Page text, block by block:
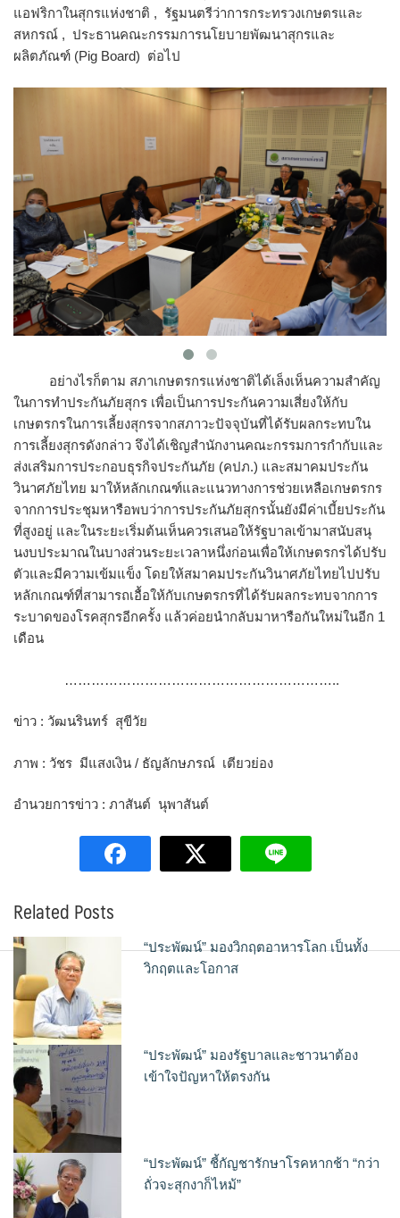
แอฟริกาในสุกรแห่งชาติ , รัฐมนตรีว่าการกระทรวงเกษตรและ
สหกรณ์ , ประธานคณะกรรมการนโยบายพัฒนาสุกรและ
ผลิตภัณฑ์ (Pig Board) ต่อไป
อย่างไรก็ตาม สภาเกษตรกรแห่งชาติได้เล็งเห็นความสำคัญ
ในการทำประกันภัยสุกร เพื่อเป็นการประกันความเสี่ยงให้กับ
เกษตรกรในการเลี้ยงสุกรจากสภาวะปัจจุบันที่ได้รับผลกระทบใน
การเลี้ยงสุกรดังกล่าว จึงได้เชิญสำนักงานคณะกรรมการกำกับและ
ส่งเสริมการประกอบธุรกิจประกันภัย (คปภ.) และสมาคมประกัน
วินาศภัยไทย มาให้หลักเกณฑ์และแนวทางการช่วยเหลือเกษตรกร
จากการประชุมหารือพบว่าการประกันภัยสุกรนั้นยังมีค่าเบี้ยประกัน
ที่สูงอยู่ และในระยะเริ่มต้นเห็นควรเสนอให้รัฐบาลเข้ามาสนับสนุ
นงบประมาณในบางส่วนระยะเวลาหนึ่งก่อนเพื่อให้เกษตรกรได้ปรับ
ตัวและมีความเข้มแข็ง โดยให้สมาคมประกันวินาศภัยไทยไปปรับ
หลักเกณฑ์ที่สามารถเอื้อให้กับเกษตรกรที่ได้รับผลกระทบจากการ
ระบาดของโรคสุกรอีกครั้ง แล้วค่อยนำกลับมาหารือกันใหม่ในอีก 1
เดือน
……………………………………………………..
ข่าว : วัฒนรินทร์ สุขีวัย
ภาพ : วัชร มีแสงเงิน / ธัญลักษภรณ์ เตียวย่อง
อำนวยการข่าว : ภาสันต์ นุพาสันต์
Related Posts
“ประพัฒน์” มองวิกฤตอาหารโลก เป็นทั้ง
วิกฤตและโอกาส
“ประพัฒน์” มองรัฐบาลและชาวนาต้อง
เข้าใจปัญหาให้ตรงกัน
“ประพัฒน์” ชี้กัญชารักษาโรคหากช้า “กว่า
ถั่วจะสุกงาก็ไหม้”